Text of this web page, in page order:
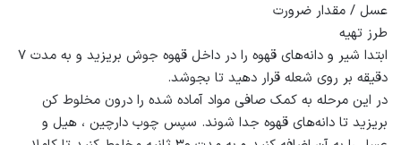
عسل / مقدار ضرورت
طرز تهیه
ابتدا شیر و دانه‌های قهوه را در داخل قهوه جوش بریزید و به مدت ۷
دقیقه بر روی شعله قرار دهید تا بجوشد.
در این مرحله به کمک صافی مواد آماده شده را درون مخلوط کن
بریزید تا دانه‌های قهوه جدا شوند. سپس چوب دارچین ، هیل و